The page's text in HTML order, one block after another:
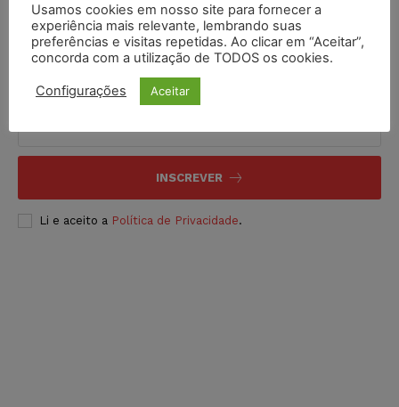
INSCREVER
Li e aceito a Política de Privacidade.
Usamos cookies em nosso site para fornecer a
experiência mais relevante, lembrando suas
preferências e visitas repetidas. Ao clicar em “Aceitar”,
concorda com a utilização de TODOS os cookies.
Configurações Aceitar